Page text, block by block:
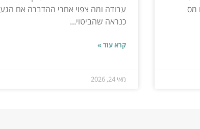
מס
עבודה ומה צפוי אחרי ההדברה אם
כנראה שהביטוי...
קרא עוד »
מאי 24, 2026